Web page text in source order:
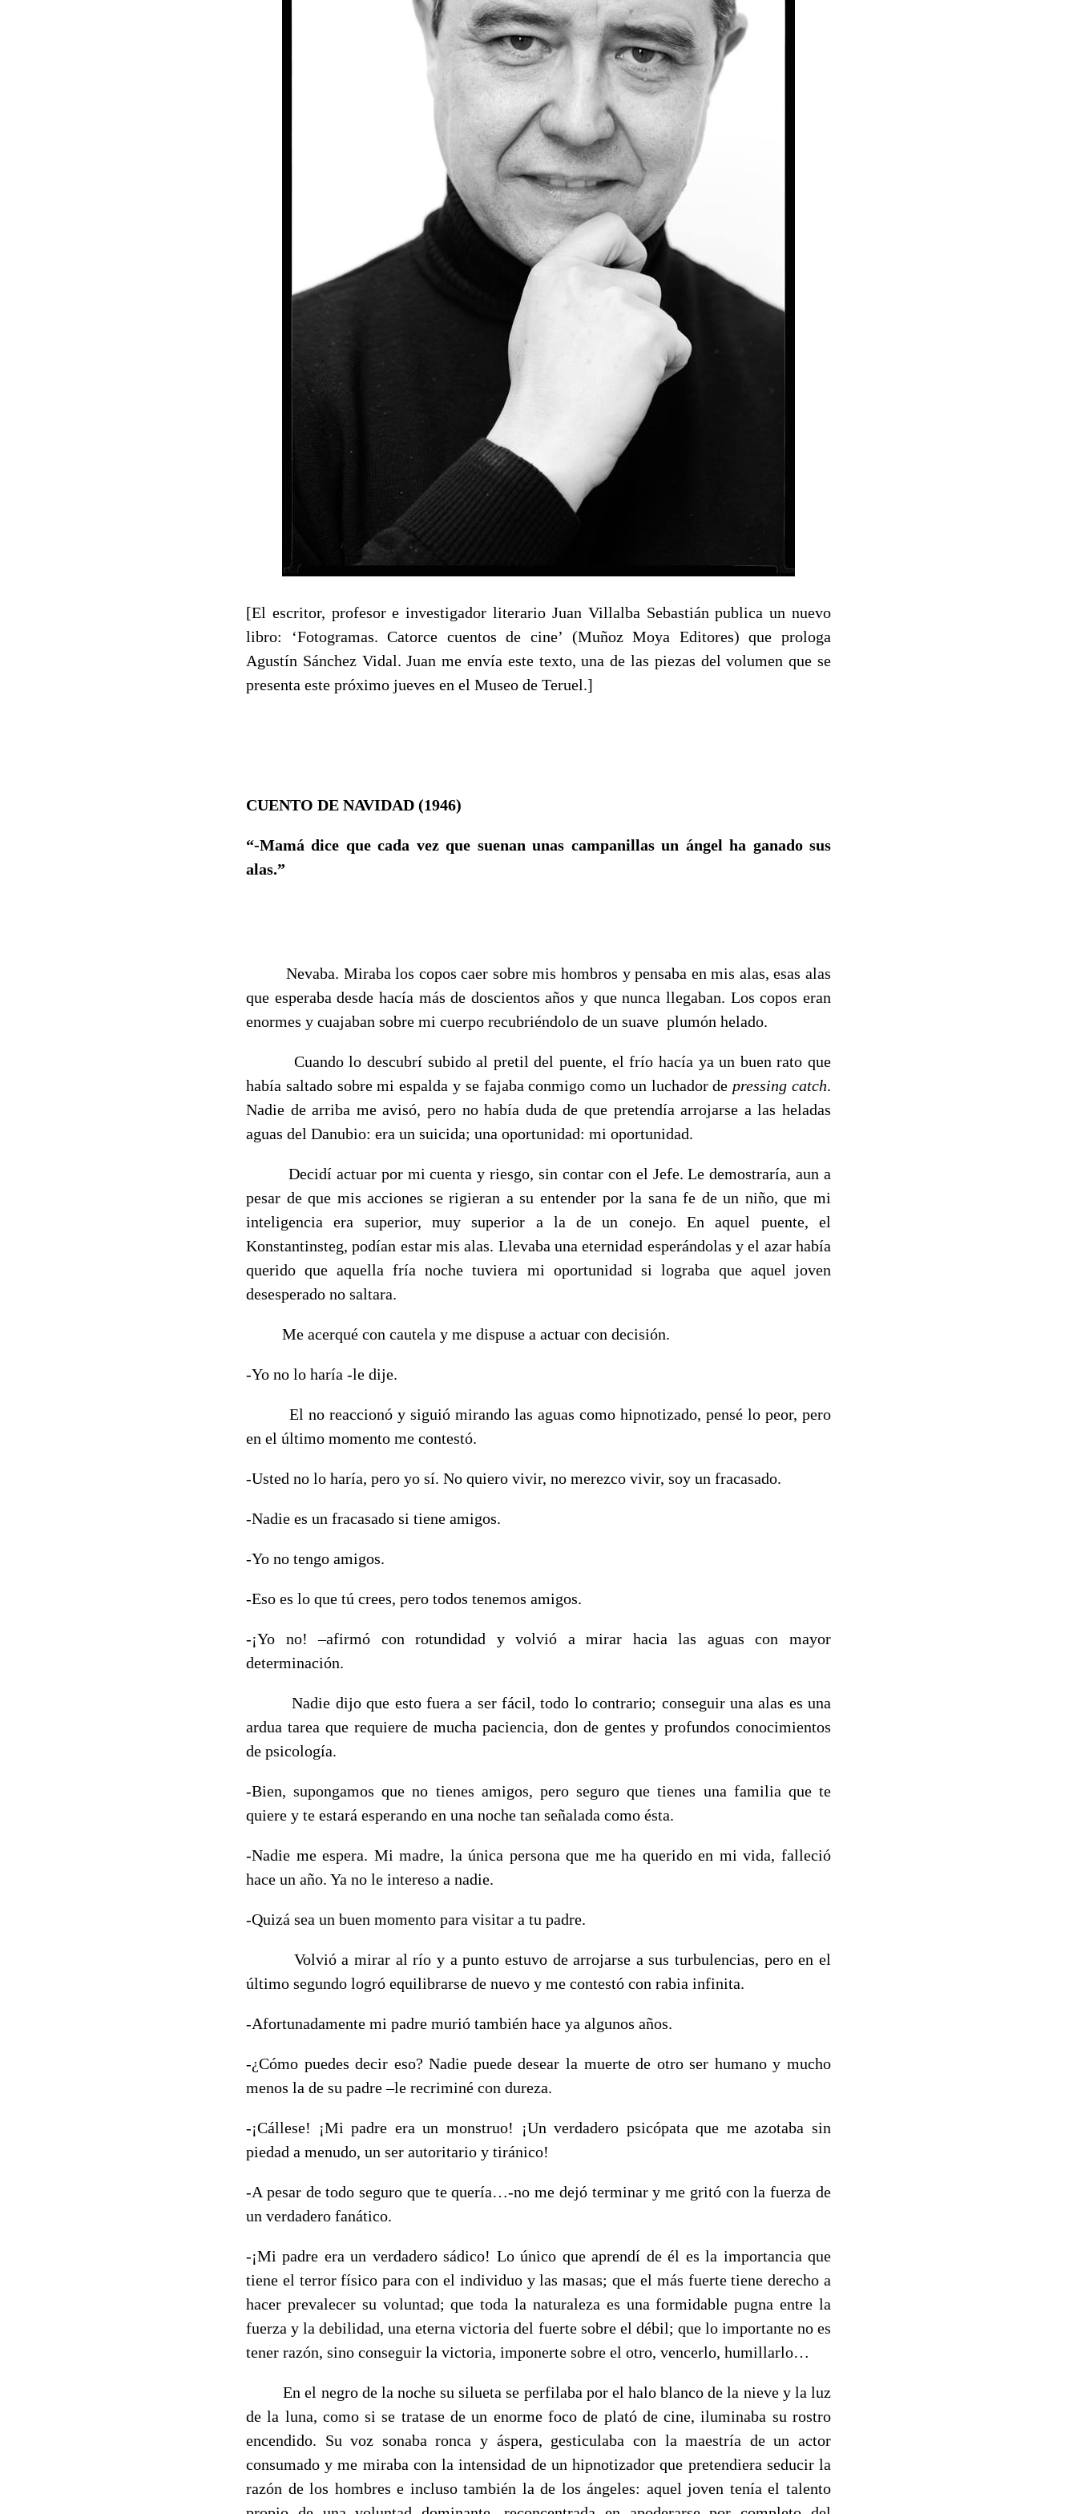
[El escritor, profesor e investigador literario Juan Villalba Sebastián publica un nuevo
libro: ‘Fotogramas. Catorce cuentos de cine’ (Muñoz Moya Editores) que prologa
Agustín Sánchez Vidal. Juan me envía este texto, una de las piezas del volumen que se
presenta este próximo jueves en el Museo de Teruel.]
CUENTO DE NAVIDAD (1946)
“-Mamá dice que cada vez que suenan unas campanillas un ángel ha ganado sus
alas.”
Nevaba. Miraba los copos caer sobre mis hombros y pensaba en mis alas, esas alas
que esperaba desde hacía más de doscientos años y que nunca llegaban. Los copos eran
enormes y cuajaban sobre mi cuerpo recubriéndolo de un suave plumón helado.
Cuando lo descubrí subido al pretil del puente, el frío hacía ya un buen rato que
había saltado sobre mi espalda y se fajaba conmigo como un luchador de pressing catch.
Nadie de arriba me avisó, pero no había duda de que pretendía arrojarse a las heladas
aguas del Danubio: era un suicida; una oportunidad: mi oportunidad.
Decidí actuar por mi cuenta y riesgo, sin contar con el Jefe. Le demostraría, aun a
pesar de que mis acciones se rigieran a su entender por la sana fe de un niño, que mi
inteligencia era superior, muy superior a la de un conejo. En aquel puente, el
Konstantinsteg, podían estar mis alas. Llevaba una eternidad esperándolas y el azar había
querido que aquella fría noche tuviera mi oportunidad si lograba que aquel joven
desesperado no saltara.
Me acerqué con cautela y me dispuse a actuar con decisión.
-Yo no lo haría -le dije.
El no reaccionó y siguió mirando las aguas como hipnotizado, pensé lo peor, pero
en el último momento me contestó.
-Usted no lo haría, pero yo sí. No quiero vivir, no merezco vivir, soy un fracasado.
-Nadie es un fracasado si tiene amigos.
-Yo no tengo amigos.
-Eso es lo que tú crees, pero todos tenemos amigos.
-¡Yo no! –afirmó con rotundidad y volvió a mirar hacia las aguas con mayor
determinación.
Nadie dijo que esto fuera a ser fácil, todo lo contrario; conseguir una alas es una
ardua tarea que requiere de mucha paciencia, don de gentes y profundos conocimientos
de psicología.
-Bien, supongamos que no tienes amigos, pero seguro que tienes una familia que te
quiere y te estará esperando en una noche tan señalada como ésta.
-Nadie me espera. Mi madre, la única persona que me ha querido en mi vida, falleció
hace un año. Ya no le intereso a nadie.
-Quizá sea un buen momento para visitar a tu padre.
Volvió a mirar al río y a punto estuvo de arrojarse a sus turbulencias, pero en el
último segundo logró equilibrarse de nuevo y me contestó con rabia infinita.
-Afortunadamente mi padre murió también hace ya algunos años.
-¿Cómo puedes decir eso? Nadie puede desear la muerte de otro ser humano y mucho
menos la de su padre –le recriminé con dureza.
-¡Cállese! ¡Mi padre era un monstruo! ¡Un verdadero psicópata que me azotaba sin
piedad a menudo, un ser autoritario y tiránico!
-A pesar de todo seguro que te quería…-no me dejó terminar y me gritó con la fuerza de
un verdadero fanático.
-¡Mi padre era un verdadero sádico! Lo único que aprendí de él es la importancia que
tiene el terror físico para con el individuo y las masas; que el más fuerte tiene derecho a
hacer prevalecer su voluntad; que toda la naturaleza es una formidable pugna entre la
fuerza y la debilidad, una eterna victoria del fuerte sobre el débil; que lo importante no es
tener razón, sino conseguir la victoria, imponerte sobre el otro, vencerlo, humillarlo…
En el negro de la noche su silueta se perfilaba por el halo blanco de la nieve y la luz
de la luna, como si se tratase de un enorme foco de plató de cine, iluminaba su rostro
encendido. Su voz sonaba ronca y áspera, gesticulaba con la maestría de un actor
consumado y me miraba con la intensidad de un hipnotizador que pretendiera seducir la
razón de los hombres e incluso también la de los ángeles: aquel joven tenía el talento